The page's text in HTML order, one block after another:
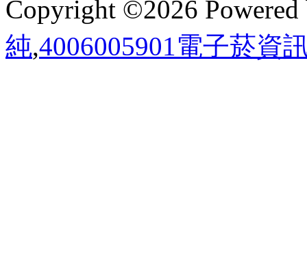
Copyright ©2026
純,4006005901電子菸資